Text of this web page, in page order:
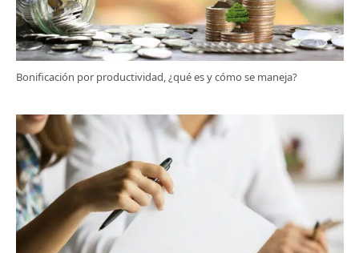
Bonificación por productividad, ¿qué es y cómo se maneja?